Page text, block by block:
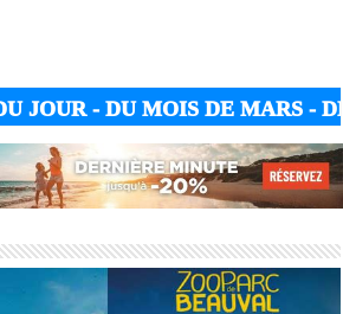
JOUR - DU MOIS DE MARS -